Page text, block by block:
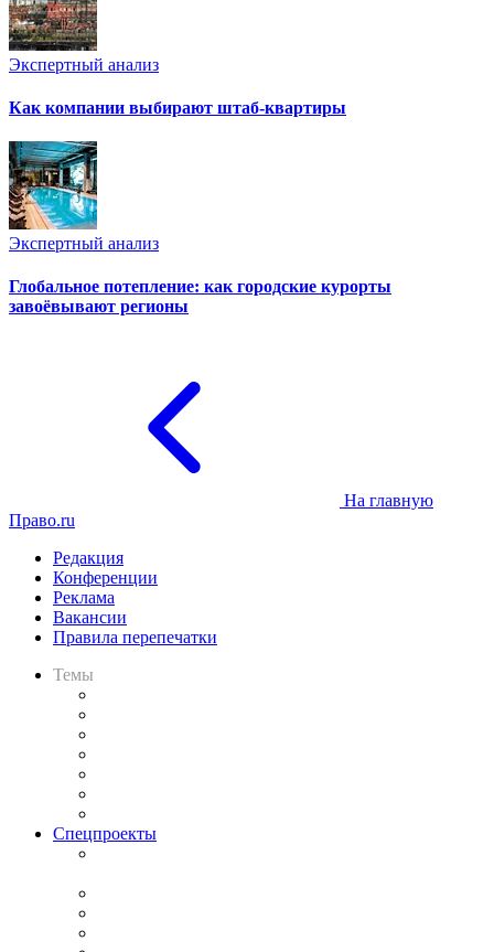
Экспертный анализ
Как компании выбирают штаб-квартиры
Экспертный анализ
Глобальное потепление: как городские курорты
завоёвывают регионы
На главную
Право.ru
Редакция
Конференции
Реклама
Вакансии
Правила перепечатки
Темы
Спецпроекты